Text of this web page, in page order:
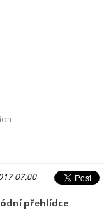
07:00
přehlídce